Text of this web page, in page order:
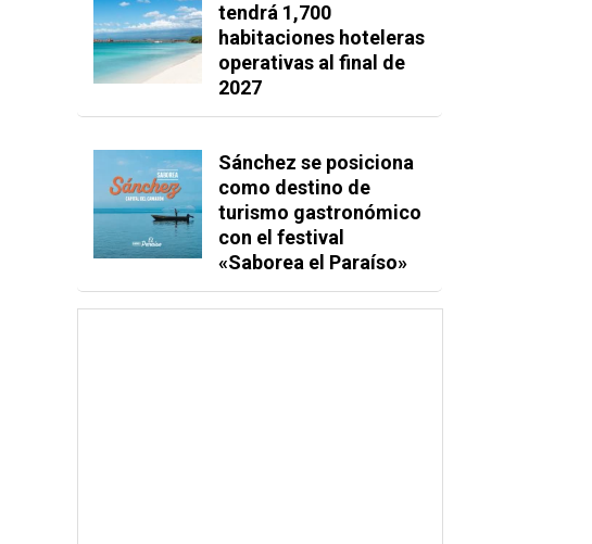
tendrá 1,700
habitaciones hoteleras
operativas al final de
2027
Sánchez se posiciona
como destino de
turismo gastronómico
con el festival
«Saborea el Paraíso»